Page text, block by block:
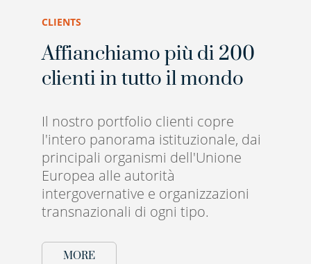
CLIENTS
Affianchiamo più di 200
clienti in tutto il mondo
Il nostro portfolio clienti copre
l'intero panorama istituzionale, dai
principali organismi dell'Unione
Europea alle autorità
intergovernative e organizzazioni
transnazionali di ogni tipo.
MORE